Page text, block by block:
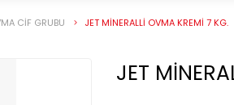
CİF GRUBU JET MİNERALLİ OVMA KREMİ 7 KG.
JET